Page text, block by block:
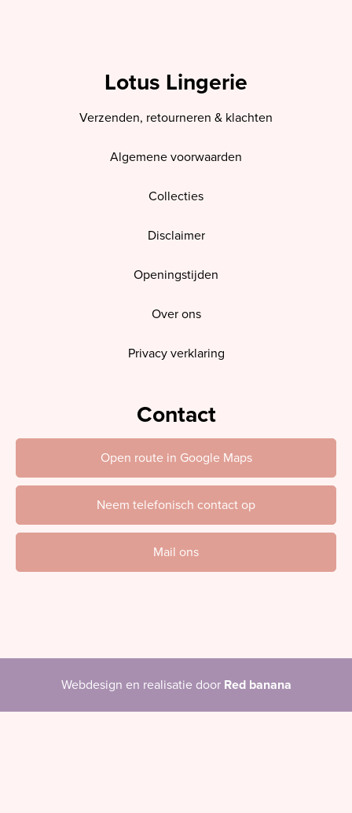
Lotus Lingerie
Verzenden, retourneren & klachten
Algemene voorwaarden
Collecties
Disclaimer
Openingstijden
Over ons
Privacy verklaring
Contact
Open route in Google Maps
Neem telefonisch contact op
Mail ons
Webdesign en realisatie door Red banana